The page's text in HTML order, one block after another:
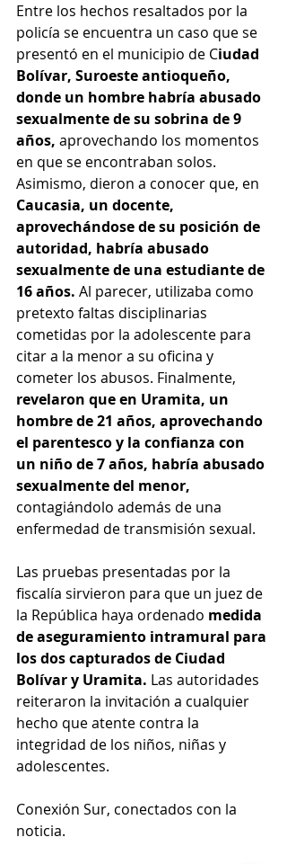
Entre los hechos resaltados por la
policía se encuentra un caso que se
presentó en el municipio de Ciudad
Bolívar, Suroeste antioqueño,
donde un hombre habría abusado
sexualmente de su sobrina de 9
años, aprovechando los momentos
en que se encontraban solos.
Asimismo, dieron a conocer que, en
Caucasia, un docente,
aprovechándose de su posición de
autoridad, habría abusado
sexualmente de una estudiante de
16 años. Al parecer, utilizaba como
pretexto faltas disciplinarias
cometidas por la adolescente para
citar a la menor a su oficina y
cometer los abusos. Finalmente,
revelaron que en Uramita, un
hombre de 21 años, aprovechando
el parentesco y la confianza con
un niño de 7 años, habría abusado
sexualmente del menor,
contagiándolo además de una
enfermedad de transmisión sexual.
Las pruebas presentadas por la
fiscalía sirvieron para que un juez de
la República haya ordenado medida
de aseguramiento intramural para
los dos capturados de Ciudad
Bolívar y Uramita. Las autoridades
reiteraron la invitación a cualquier
hecho que atente contra la
integridad de los niños, niñas y
adolescentes.
Conexión Sur, conectados con la
noticia.